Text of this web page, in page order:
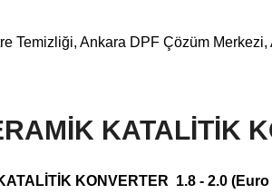
Temizliği, Ankara DPF Çözüm
KATALİTİK
KONVERTER 1.8 - 2.0 (Euro